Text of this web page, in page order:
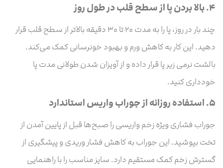
۴. بالا بردن پا از سطح قلب در طول روز
چند بار در روز، پا را به مدت ۲۰ تا ۳۰ دقیقه بالاتر از سطح قلب قرار
دهید. این کار به کاهش ورم و بهبود خونرسانی کمک می‌کند.
بالشت نرمی زیر پا قرار داده و از آویزان شدن طولانی مدت پا
خودداری کنید.
۵. استفاده روزانه از جوراب واریس استاندارد
جوراب فشاری ویژه زخم واریسی را صبح‌ها قبل از پایین آمدن از
تخت بپوشید. این جوراب به کاهش فشار وریدی و پیشگیری از
گسترش زخم کمک مستقیم دارد. سایز مناسب را با راهنمایی